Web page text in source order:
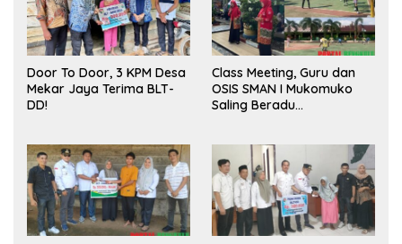
Door To Door, 3 KPM Desa
Mekar Jaya Terima BLT-
DD!
Class Meeting, Guru dan
OSIS SMAN I Mukomuko
Saling Beradu